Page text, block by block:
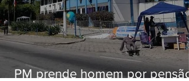
PM prende homem por pensão